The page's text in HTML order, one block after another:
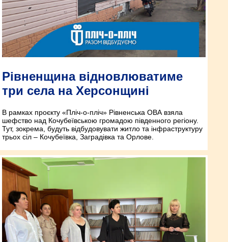
Рівненщина відновлюватиме
три села на Херсонщині
В рамках проєкту «Пліч-о-пліч» Рівненська ОВА взяла
шефство над Кочубеївською громадою південного регіону.
Тут, зокрема, будуть відбудовувати житло та інфраструктуру
трьох сіл – Кочубеївка, Заградівка та Орлове.